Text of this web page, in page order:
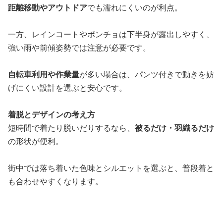
距離移動やアウトドアでも濡れにくいのが利点。
一方、レインコートやポンチョは下半身が露出しやすく、
強い雨や前傾姿勢では注意が必要です。
自転車利用や作業量が多い場合は、パンツ付きで動きを妨
げにくい設計を選ぶと安心です。
着脱とデザインの考え方
短時間で着たり脱いだりするなら、 被るだけ・羽織るだけ
の形状が便利。
街中では落ち着いた色味とシルエットを選ぶと、普段着と
も合わせやすくなります。